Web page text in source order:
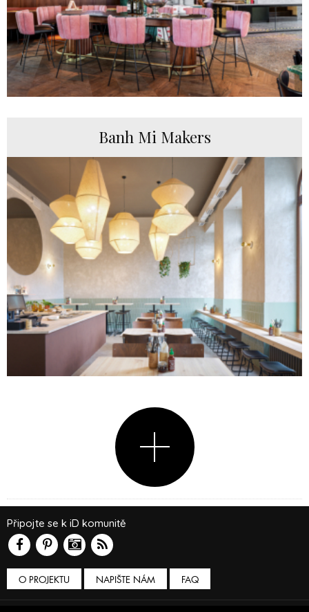
Banh Mi Makers
O PROJEKTU NAPIŠTE NÁM
Připojte se k iD komunitě
FAQ